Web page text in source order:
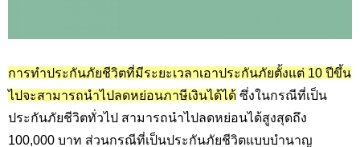
การทำประกันภัยชีวิตที่มีระยะเวลาเอาประกันภัยตั้งแต่ 10 ปีขึ้น
ไปจะสามารถนำไปลดหย่อนภาษีเงินได้ได้ ซึ่งในกรณีที่เป็น
ประกันภัยชีวิตทั่วไป สามารถนำไปลดหย่อนได้สูงสุดถึง
100,000 บาท ส่วนกรณีที่เป็นประกันภัยชีวิตแบบบำนาญ